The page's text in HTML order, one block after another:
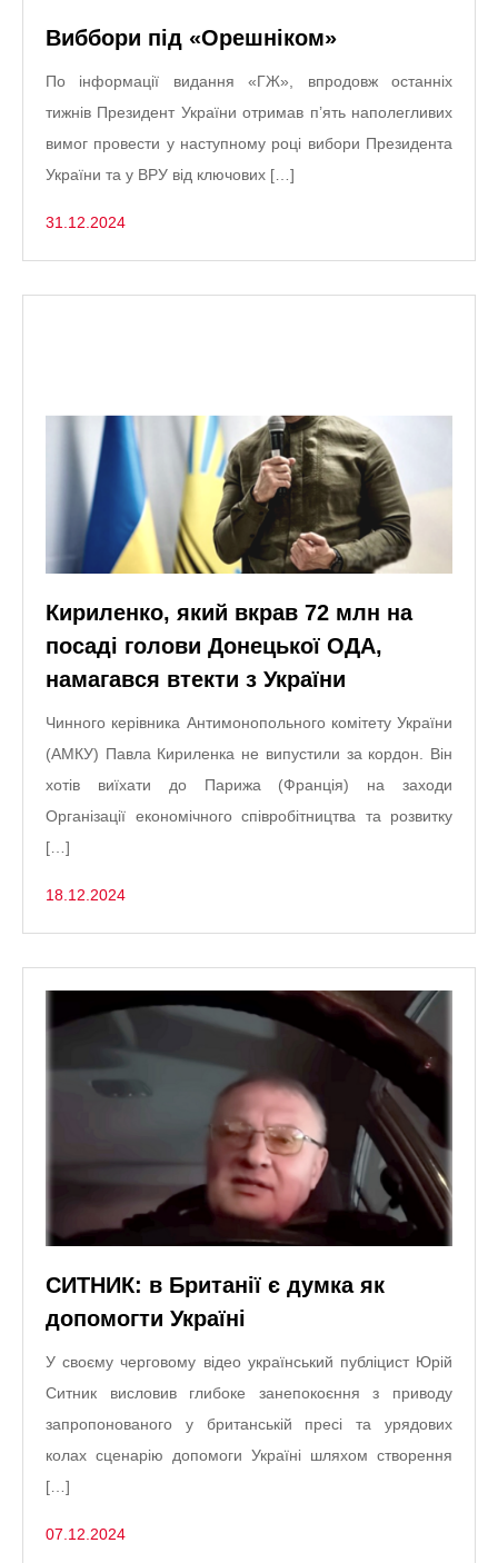
Виббори під «Орешніком»
По інформації видання «ГЖ», впродовж останніх
тижнів Президент України отримав п’ять наполегливих
вимог провести у наступному році вибори Президента
України та у ВРУ від ключових […]
31.12.2024
Кириленко, який вкрав 72 млн на
посаді голови Донецької ОДА,
намагався втекти з України
Чинного керівника Антимонопольного комітету України
(АМКУ) Павла Кириленка не випустили за кордон. Він
хотів виїхати до Парижа (Франція) на заходи
Організації економічного співробітництва та розвитку
[…]
18.12.2024
СИТНИК: в Британії є думка як
допомогти Україні
У своєму черговому відео український публіцист Юрій
Ситник висловив глибоке занепокоєння з приводу
запропонованого у британській пресі та урядових
колах сценарію допомоги Україні шляхом створення
[…]
07.12.2024